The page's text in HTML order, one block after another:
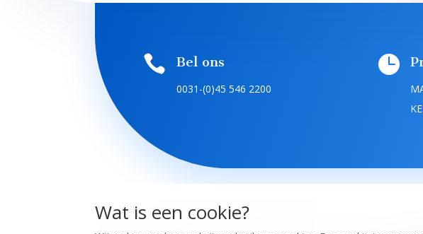
 Bel ons
0031-(0)45 546 2200

Wat is een cookie?